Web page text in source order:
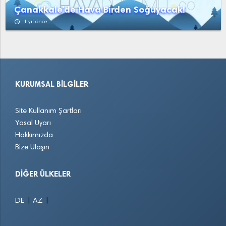
Çanakkale'de Hava Birden Soğuyacak!
access_time 1 yıl önce
KURUMSAL BILGILER
Site Kullanım Şartları
Yasal Uyarı
Hakkımızda
Bize Ulaşın
DIĞER ÜLKELER
DE AZ